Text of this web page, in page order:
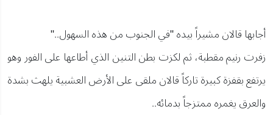
أجابها قالان مشيراً بيده "في الجنوب من هذه السهول.."
زفرت رنيم مقطبة، ثم لكزت بطن التنين الذي أطاعها على الفور وهو
يرتفع بقفزة كبيرة تاركاً قالان ملقى على الأرض العشبية يلهث بشدة
والعرق يغمره ممتزجاً بدمائه..